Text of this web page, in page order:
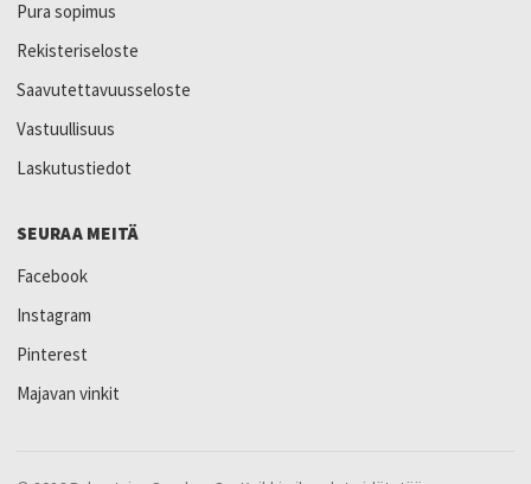
Pura sopimus
Rekisteriseloste
Saavutettavuusseloste
Vastuullisuus
Laskutustiedot
SEURAA MEITÄ
Facebook
Instagram
Pinterest
Majavan vinkit